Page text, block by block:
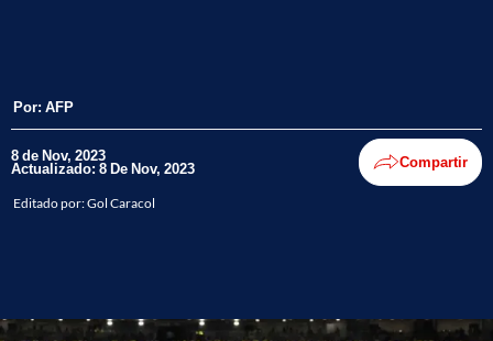
Por: AFP
8 de Nov, 2023
Actualizado: 8 De Nov, 2023 Compartir
Editado por:Gol Caracol